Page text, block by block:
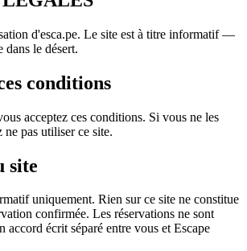
d'esca.pe. Le site est à titre informatif —
dans le désert.
conditions
acceptez ces conditions. Si vous ne les
ne pas utiliser ce site.
site
uniquement. Rien sur ce site ne constitue
confirmée. Les réservations ne sont
accord écrit séparé entre vous et Escape